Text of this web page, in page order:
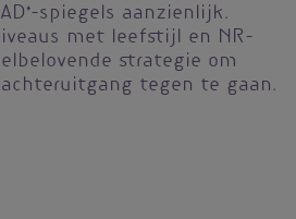
spiegels aanzienlijk.
met leefstijl en NR-
strategie om
tegen te gaan.